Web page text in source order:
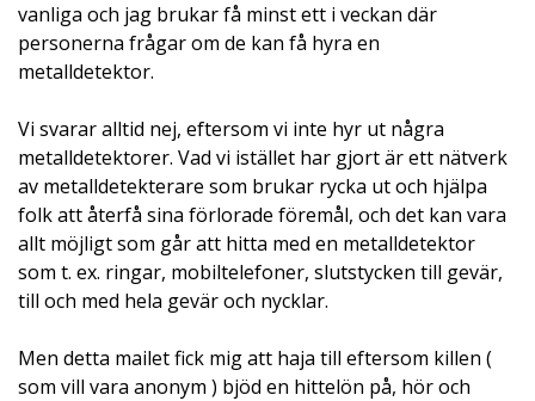
vanliga och jag brukar få minst ett i veckan där
personerna frågar om de kan få hyra en
metalldetektor.
Vi svarar alltid nej, eftersom vi inte hyr ut några
metalldetektorer. Vad vi istället har gjort är ett nätverk
av metalldetekterare som brukar rycka ut och hjälpa
folk att återfå sina förlorade föremål, och det kan vara
allt möjligt som går att hitta med en metalldetektor
som t. ex. ringar, mobiltelefoner, slutstycken till gevär,
till och med hela gevär och nycklar.
Men detta mailet fick mig att haja till eftersom killen (
som vill vara anonym ) bjöd en hittelön på, hör och